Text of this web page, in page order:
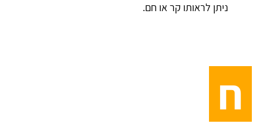
ניתן לראותו קר או חם.
ח